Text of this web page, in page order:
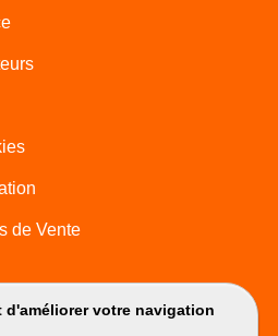
d'améliorer votre navigation
de Vente